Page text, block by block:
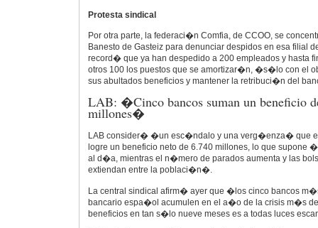
Protesta sindical
Por otra parte, la federaci�n Comfia, de CCOO, se
Banesto de Gasteiz para denunciar despidos en esa filial
record� que ya han despedido a 200 empleados y hasta
otros 100 los puestos que se amortizar�n, �s�lo con el
sus abultados beneficios y mantener la retribuci�n del
LAB: �Cinco bancos suman un beneficio
millones�
LAB consider� �un esc�ndalo y una verg�enza� que
logre un beneficio neto de 6.740 millones, lo que supone
al d�a, mientras el n�mero de parados aumenta y las
extiendan entre la poblaci�n�.
La central sindical afirm� ayer que �los cinco bancos
bancario espa�ol acumulen en el a�o de la crisis m�s
beneficios en tan s�lo nueve meses es a todas luces